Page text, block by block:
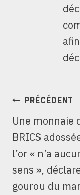
L’ARTICLE
PRÉCÉDENT
Une monnaie
BRICS
l’or « n’a
sens »,
gourou du